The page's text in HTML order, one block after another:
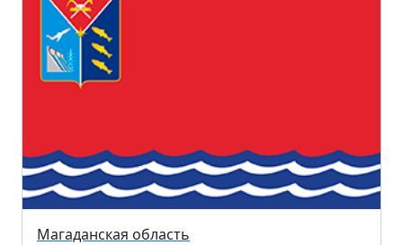
Магаданская область